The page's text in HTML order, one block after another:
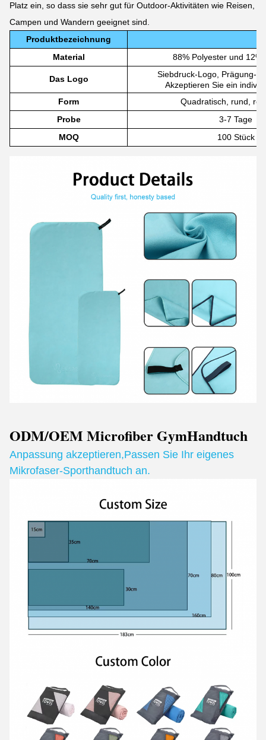
Platz ein, so dass sie sehr gut für Outdoor-Aktivitäten wie Reisen,
Campen und Wandern geeignet sind.
Produktbezeichnung
Material
88% Polyester und 12%
Das Logo
Siebdruck-Logo, Prägung-
Akzeptieren Sie ein
Form
Quadratisch, rund,
Probe
3-7 Tage
MOQ
100 Stück
ODM/OEM Microfiber GymHandtuch
Anpassung akzeptieren,Passen Sie Ihr eigenes
Mikrofaser-Sporthandtuch an.